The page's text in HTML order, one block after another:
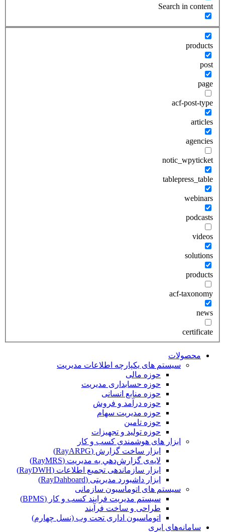
Search in content
products
post
page
acf-post-type
articles
agencies
notic_wpyticket
tablepress_table
webinars
podcasts
videos
solutions
products
acf-taxonomy
news
certificate
محصولات
سیستم های یکپارچه اطلاعات مدیریت
حوزه مالی
حوزه حسابداری مدیریت
حوزه منابع انسانی
حوزه درآمد و فروش
حوزه مدیریت سهام
حوزه تامین
حوزه تولید و تجهیزات
ابزار های هوشمندی کسب و کار
ابزار ساخت گزارش (RayARPG)
لایه‌ی گزارش‌دهي به مديريت (RayMRS)
ابزار سازماندهی تجمیع اطلاعات (RayDWH)
ابزار داشبورد مدیریتی (RayDahboard)
سیستم های اتوماسیون سازمانی
سیستم مدیریت فرایند کسب و کار (BPMS)
طراحی و ساخت فرآیند
اتوماسیون اداری تحت وب (نسل چهارم)
سامانه‌های ابری